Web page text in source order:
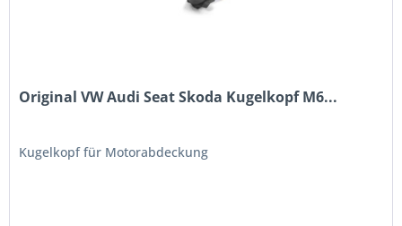
Original VW Audi Seat Skoda Kugelkopf M6...
Kugelkopf für Motorabdeckung